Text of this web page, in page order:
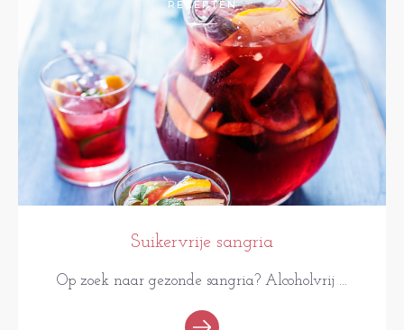
RECEPTEN
Suikervrije sangria
Op zoek naar gezonde sangria? Alcoholvrij ...